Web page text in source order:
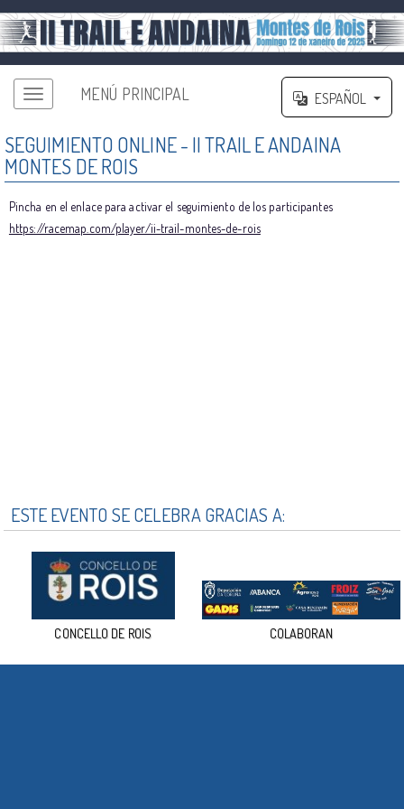
MENÚ PRINCIPAL ESPAÑOL
SEGUIMIENTO ONLINE - II TRAIL E ANDAINA
MONTES DE ROIS
Pincha en el enlace para activar el seguimiento de los participantes
https://racemap.com/player/ii-trail-montes-de-rois
ESTE EVENTO SE CELEBRA GRACIAS A:
CONCELLO DE ROIS COLABORAN